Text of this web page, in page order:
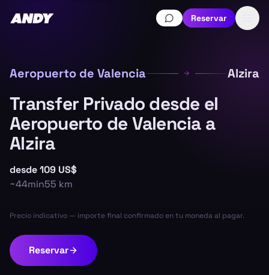
Reservar
Aeropuerto de Valencia Alzira
Transfer Privado desde el
Aeropuerto de Valencia a
Alzira
desde109 US$
~44min55 km
Precio indicativo — importe final confirmado en tu moneda al pagar.
Reservar